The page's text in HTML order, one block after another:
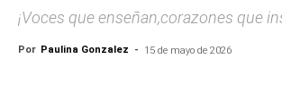
¡Voces que enseñan,corazones que
Por Paulina Gonzalez - 15 de mayo de 2026